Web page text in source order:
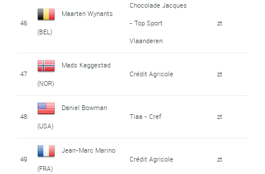
46
Maarten Wynants
(BEL)
Chocolade Jacques
- Top Sport
Vlaanderen
zt
47
Mads Kaggestad
(NOR)
Crédit Agricole zt
48
Daniel Bowman
(USA)
Tiaa - Cref zt
49
Jean-Marc Marino
(FRA)
Crédit Agricole zt